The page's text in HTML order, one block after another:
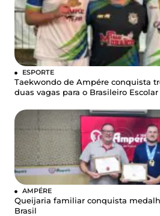
ESPORTE
Taekwondo de Ampére conquista
duas vagas para o Brasileiro Escolar
AMPÉRE
Queijaria familiar conquista
Brasil